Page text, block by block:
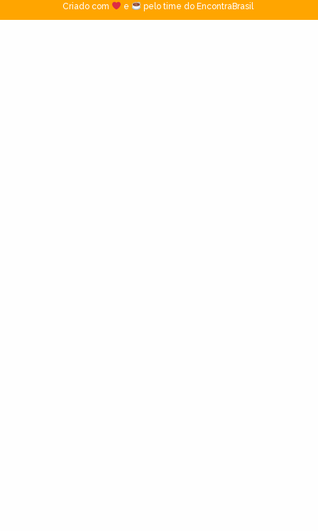
Criado com
e pelo time do EncontraBrasil